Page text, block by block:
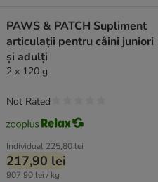
PAWS & PATCH Supliment
articulații pentru câini juniori
și adulți
2 x 120 g
Individual 225,80 lei
217,90 lei
907,90 lei / kg
Not Rated